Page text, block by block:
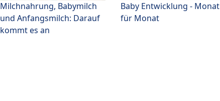
Milchnahrung, Babymilch
und Anfangsmilch: Darauf
kommt es an
Baby Entwicklung - Monat
für Monat